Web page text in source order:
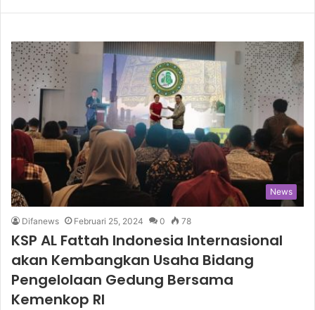
News
Difanews Februari 25, 2024 0 78
KSP AL Fattah Indonesia Internasional
akan Kembangkan Usaha Bidang
Pengelolaan Gedung Bersama
Kemenkop RI